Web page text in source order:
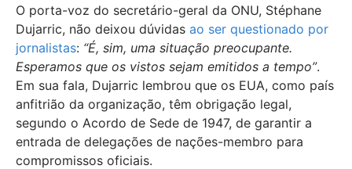
O porta-voz do secretário-geral da ONU, Stéphane
Dujarric, não deixou dúvidas ao ser questionado por
jornalistas: “É, sim, uma situação preocupante.
Esperamos que os vistos sejam emitidos a tempo”.
Em sua fala, Dujarric lembrou que os EUA, como país
anfitrião da organização, têm obrigação legal,
segundo o Acordo de Sede de 1947, de garantir a
entrada de delegações de nações-membro para
compromissos oficiais.